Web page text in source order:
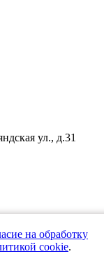
на обработку
cookie.
ул., д.31
кодекса РФ"